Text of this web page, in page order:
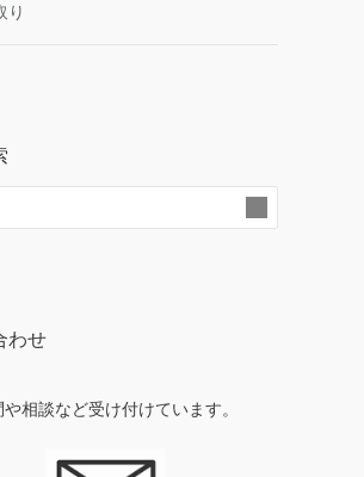
り
わせ
や相談など受け付けています。